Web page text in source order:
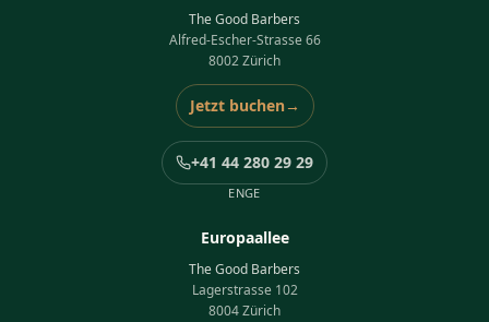
The Good Barbers
Alfred-Escher-Strasse 66
8002 Zürich
Jetzt buchen→
+41 44 280 29 29
ENGE
Europaallee
The Good Barbers
Lagerstrasse 102
8004 Zürich